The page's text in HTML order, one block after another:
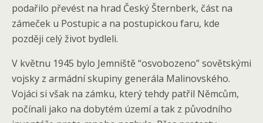
podařilo převést na hrad Český Šternberk, část na
zámeček u Postupic a na postupickou faru, kde
později celý život bydleli.
V květnu 1945 bylo Jemniště “osvobozeno” sovětskými
vojsky z armádní skupiny generála Malinovského.
Vojáci si však na zámku, který tehdy patřil Němcům,
počínali jako na dobytém území a tak z původního